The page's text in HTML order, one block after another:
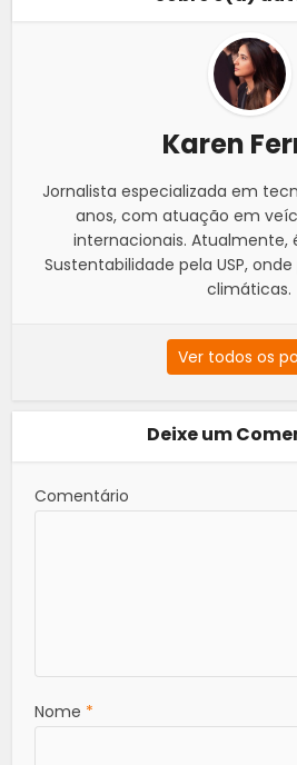
Karen
Jornalista especializada em
anos, com atuação em
internacionais. Atualmente,
Sustentabilidade pela USP,
climáticas.
Ver todos os
Deixe um
Comentário
Nome *